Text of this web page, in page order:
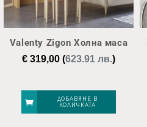
Valenty Zigon Холна маса
€ 319,00 (623.91 лв.)
ДОБАВЯНЕ В
КОЛИЧКАТА